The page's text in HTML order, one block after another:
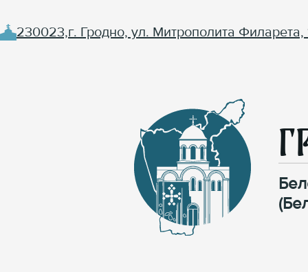
230023,г. Гродно, ул. Митрополита Филарета,